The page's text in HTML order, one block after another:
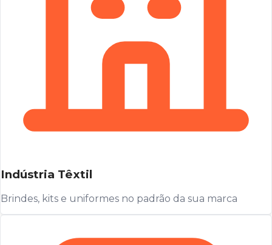
Indústria Têxtil
Brindes, kits e uniformes no padrão da sua marca